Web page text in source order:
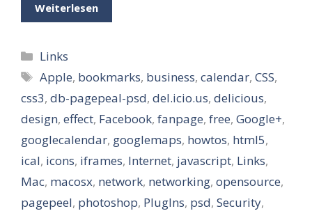
Weiterlesen
Kategorien
Links
Schlagwörter
Apple, bookmarks, business,calendar,CSS,
css3, db-pagepeal-psd, del.icio.us, delicious,
design, effect, Facebook, fanpage, free, Google+,
googlecalendar, googlemaps, howtos, html5,
ical, icons, iframes, Internet, javascript, Links,
Mac, macosx, network, networking, opensource,
pagepeel, photoshop, PlugIns, psd, Security,